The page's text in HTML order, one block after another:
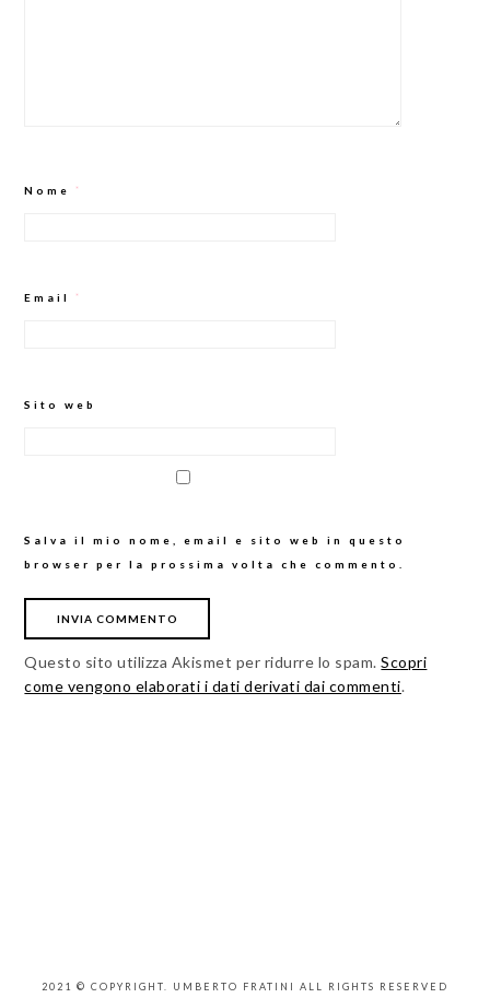
Nome *
Email *
Sito web
Salva il mio nome, email e sito web in questo
browser per la prossima volta che commento.
Questo sito utilizza Akismet per ridurre lo spam.Scopri
come vengono elaborati i dati derivati dai commenti.
2021 © COPYRIGHT. UMBERTO FRATINI ALL RIGHTS RESERVED